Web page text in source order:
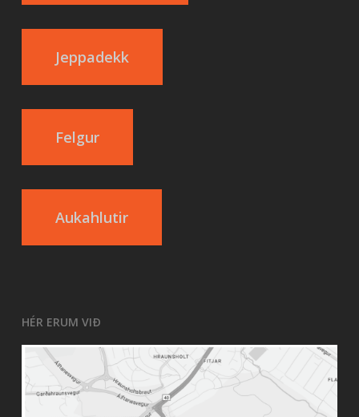
Jeppadekk
Felgur
Aukahlutir
HÉR ERUM VIÐ